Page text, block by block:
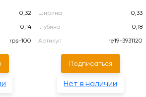
0,32
0,14
rps-100
Ширина
0,33
Глубина
0,18
Артикул
re19-3931120
Подписаться
Нет в наличии